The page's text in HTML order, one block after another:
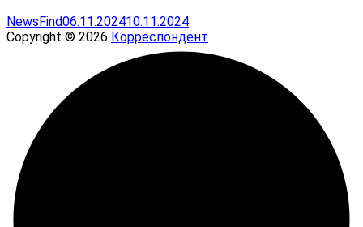
NewsFind06.11.202410.11.2024
Copyright © 2026 Корреспондент